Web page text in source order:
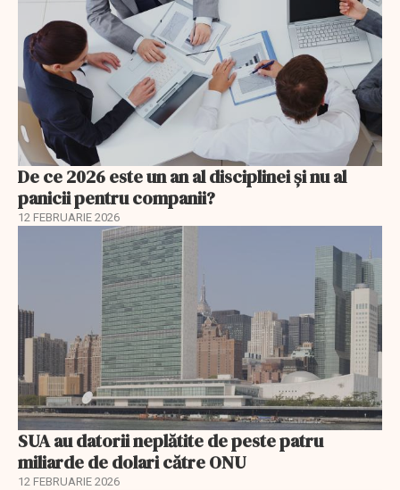
De ce 2026 este un an al disciplinei și nu al
panicii pentru companii?
12 FEBRUARIE 2026
SUA au datorii neplătite de peste patru
miliarde de dolari către ONU
12 FEBRUARIE 2026